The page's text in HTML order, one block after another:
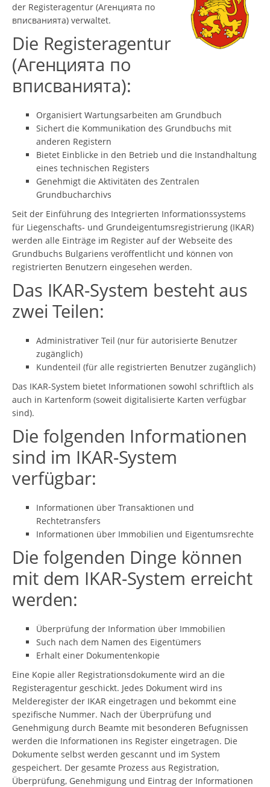
der Registeragentur (Агенцията по
вписванията) verwaltet.
Die Registeragentur
(Агенцията по
вписванията):
Organisiert Wartungsarbeiten am Grundbuch
Sichert die Kommunikation des Grundbuchs mit
anderen Registern
Bietet Einblicke in den Betrieb und die Instandhaltung
eines technischen Registers
Genehmigt die Aktivitäten des Zentralen
Grundbucharchivs
Seit der Einführung des Integrierten Informationssystems
für Liegenschafts‑ und Grundeigentumsregistrierung (IKAR)
werden alle Einträge im Register auf der Webseite des
Grundbuchs Bulgariens veröffentlicht und können von
registrierten Benutzern eingesehen werden.
Das IKAR-System besteht aus
zwei Teilen:
Administrativer Teil (nur für autorisierte Benutzer
zugänglich)
Kundenteil (für alle registrierten Benutzer zugänglich)
Das IKAR-System bietet Informationen sowohl schriftlich als
auch in Kartenform (soweit digitalisierte Karten verfügbar
sind).
Die folgenden Informationen
sind im IKAR-System
verfügbar:
Informationen über Transaktionen und
Rechtetransfers
Informationen über Immobilien und Eigentumsrechte
Die folgenden Dinge können
mit dem IKAR-System erreicht
werden:
Überprüfung der Information über Immobilien
Such nach dem Namen des Eigentümers
Erhalt einer Dokumentenkopie
Eine Kopie aller Registrationsdokumente wird an die
Registeragentur geschickt. Jedes Dokument wird ins
Melderegister der IKAR eingetragen und bekommt eine
spezifische Nummer. Nach der Überprüfung und
Genehmigung durch Beamte mit besonderen Befugnissen
werden die Informationen ins Register eingetragen. Die
Dokumente selbst werden gescannt und im System
gespeichert. Der gesamte Prozess aus Registration,
Überprüfung, Genehmigung und Eintrag der Informationen